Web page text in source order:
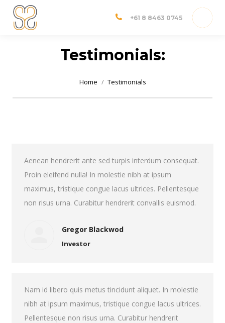
+61 8 8463 0745
Dr Shannon Sim
Adelaide Orthopedic Surgeon
Testimonials:
Home Testimonials
Aenean hendrerit ante sed turpis interdum consequat.
Proin eleifend nulla! In molestie nibh at ipsum
maximus, tristique congue lacus ultrices. Pellentesque
non risus urna. Curabitur hendrerit convallis euismod.
Gregor Blackwod
Investor
Nam id libero quis metus tincidunt aliquet. In molestie
nibh at ipsum maximus, tristique congue lacus ultrices.
Pellentesque non risus urna. Curabitur hendrerit